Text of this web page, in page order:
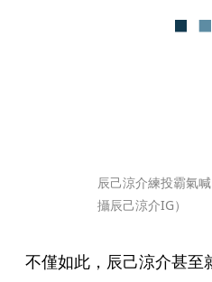
辰己涼介練投霸氣
攝辰己涼介IG）
不僅如此，辰己涼介甚至